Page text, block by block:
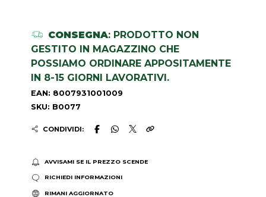
CONSEGNA: PRODOTTO NON
GESTITO IN MAGAZZINO CHE
POSSIAMO ORDINARE APPOSITAMENTE
IN 8-15 GIORNI LAVORATIVI.
EAN: 8007931001009
SKU: B0077
CONDIVIDI:
AVVISAMI SE IL PREZZO SCENDE
RICHIEDI INFORMAZIONI
RIMANI AGGIORNATO